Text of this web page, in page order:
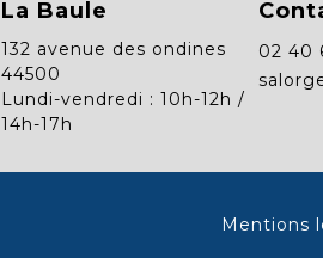
La Baule
132 avenue des ondines
44500
Lundi-vendredi : 10h-12h /
14h-17h
02 40
Mentions